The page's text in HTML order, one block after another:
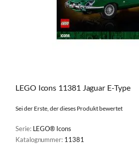
LEGO Icons 11381 Jaguar E-Type
Sei der Erste, der dieses Produkt bewertet
Serie: LEGO® Icons
Katalognummer: 11381